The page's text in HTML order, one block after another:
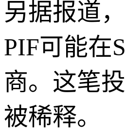
另据报道
PIF可能在
商。这笔
被稀释。